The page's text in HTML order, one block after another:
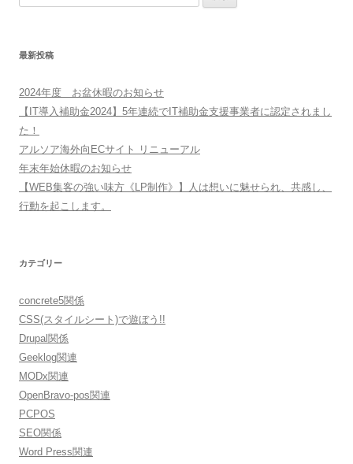
最新投稿
2024年度 お盆休暇のお知らせ
【IT導入補助金2024】5年連続でIT補助金支援事業者に認定されまし
た！
アルソア海外向ECサイト リニューアル
年末年始休暇のお知らせ
【WEB集客の強い味方《LP制作》】人は想いに魅せられ、共感し、
行動を起こします。
カテゴリー
concrete5関係
CSS(スタイルシート)で遊ぼう!!
Drupal関係
Geeklog関連
MODx関連
OpenBravo-pos関連
PCPOS
SEO関係
Word Press関連